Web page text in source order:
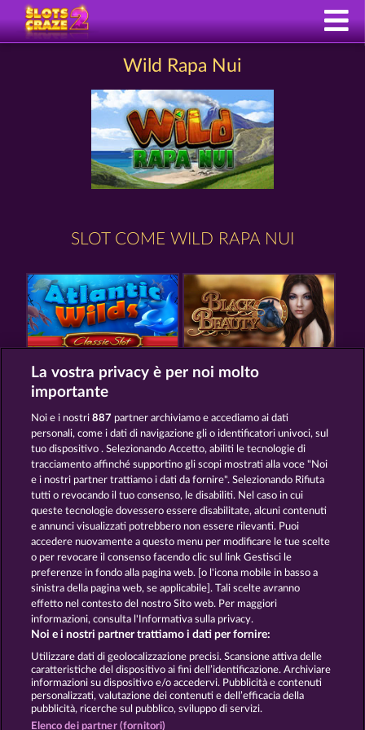
Wild Rapa Nui
SLOT COME WILD RAPA NUI
ATLANTIC WILDS BLACK BEAUTY
NIGHT WOLVES SAVANNA MOON
Termini e condizioni
Informativa sulla privacy Note legali
Società FAQ Facebook
Invia richiesta di recesso
La vostra privacy è per noi molto
importante
Noi e i nostri887 partner archiviamo e accediamo ai dati
personali, come i dati di navigazione gli o identificatori univoci, sul
tuo dispositivo . Selezionando Accetto, abiliti le tecnologie di
tracciamento affinché supportino gli scopi mostrati alla voce "Noi
e i nostri partner trattiamo i dati da fornire". Selezionando Rifiuta
tutti o revocando il tuo consenso, le disabiliti. Nel caso in cui
queste tecnologie dovessero essere disabilitate, alcuni contenuti
e annunci visualizzati potrebbero non essere rilevanti. Puoi
accedere nuovamente a questo menu per modificare le tue scelte
o per revocare il consenso facendo clic sul link Gestisci le
preferenze in fondo alla pagina web. [o l'icona mobile in basso a
sinistra della pagina web, se applicabile]. Tali scelte avranno
effetto nel contesto del nostro Sito web. Per maggiori
informazioni, consulta l'Informativa sulla privacy.
Noi e i nostri partner trattiamo i dati per fornire:
Utilizzare dati di geolocalizzazione precisi. Scansione attiva delle
caratteristiche del dispositivo ai fini dell’identificazione. Archiviare
informazioni su dispositivo e/o accedervi. Pubblicità e contenuti
personalizzati, valutazione dei contenuti e dell’efficacia della
pubblicità, ricerche sul pubblico, sviluppo di servizi.
Elenco dei partner (fornitori)